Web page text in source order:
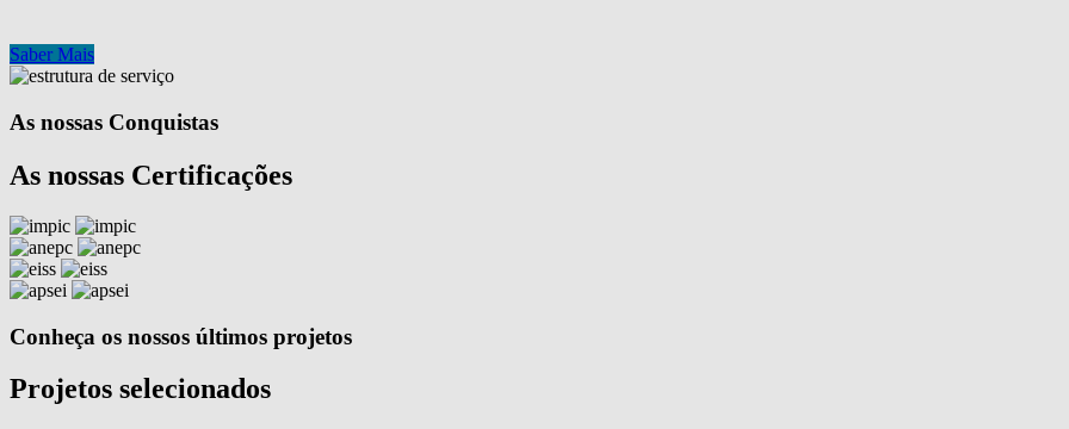
Saber Mais
As nossas Conquistas
As nossas Certificações
Conheça os nossos últimos projetos
Projetos selecionados